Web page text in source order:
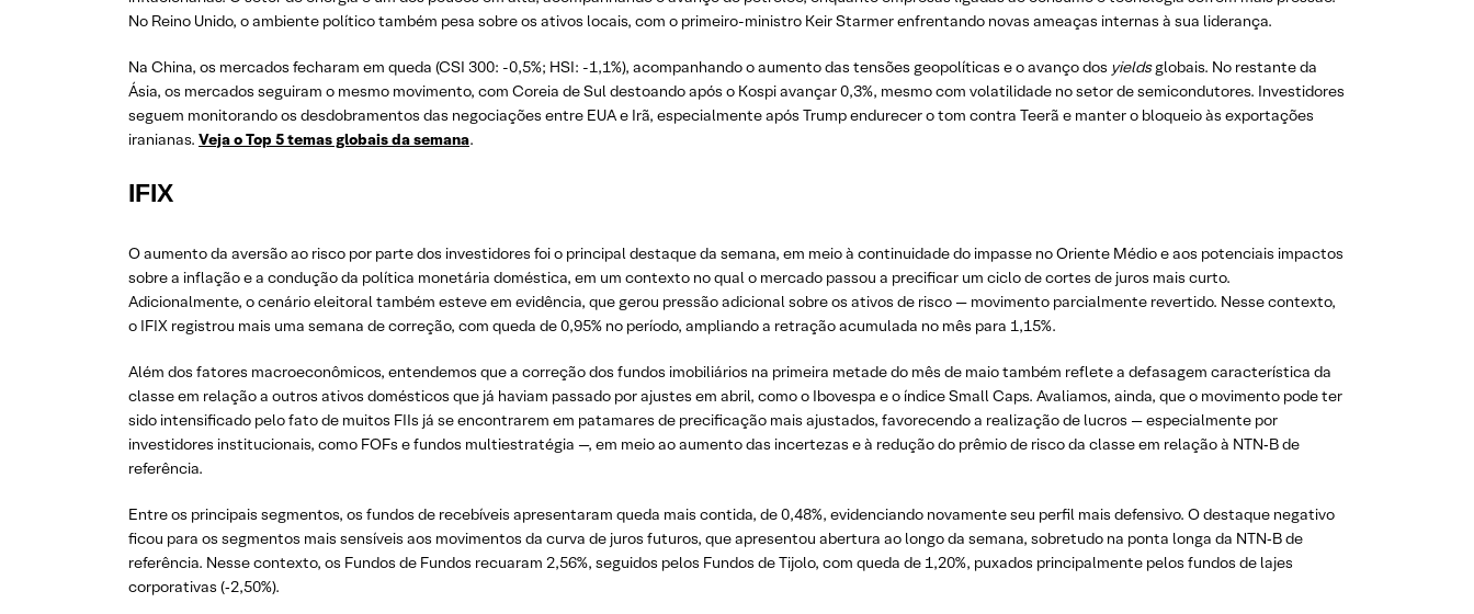
No Reino Unido, o ambiente político também pesa sobre os ativos locais, com o primeiro-ministro Keir Starmer enfrentando novas ameaças internas à sua liderança.
Na China, os mercados fecharam em queda (CSI 300: -0,5%; HSI: -1,1%), acompanhando o aumento das tensões geopolíticas e o avanço dos yieldsglobais. No restante da
Ásia, os mercados seguiram o mesmo movimento, com Coreia de Sul destoando após o Kospi avançar 0,3%, mesmo com volatilidade no setor de semicondutores. Investidores
seguem monitorando os desdobramentos das negociações entre EUA e Irã, especialmente após Trump endurecer o tom contra Teerã e manter o bloqueio às exportações
iranianas. Veja o Top 5 temas globais da semana.
IFIX
O aumento da aversão ao risco por parte dos investidores foi o principal destaque da semana, em meio à continuidade do impasse no Oriente Médio e aos potenciais impactos
sobre a inflação e a condução da política monetária doméstica, em um contexto no qual o mercado passou a precificar um ciclo de cortes de juros mais curto.
Adicionalmente, o cenário eleitoral também esteve em evidência, que gerou pressão adicional sobre os ativos de risco — movimento parcialmente revertido. Nesse contexto,
o IFIX registrou mais uma semana de correção, com queda de 0,95% no período, ampliando a retração acumulada no mês para 1,15%.
Além dos fatores macroeconômicos, entendemos que a correção dos fundos imobiliários na primeira metade do mês de maio também reflete a defasagem característica da
classe em relação a outros ativos domésticos que já haviam passado por ajustes em abril, como o Ibovespa e o índice Small Caps. Avaliamos, ainda, que o movimento pode ter
sido intensificado pelo fato de muitos FIIs já se encontrarem em patamares de precificação mais ajustados, favorecendo a realização de lucros — especialmente por
investidores institucionais, como FOFs e fundos multiestratégia —, em meio ao aumento das incertezas e à redução do prêmio de risco da classe em relação à NTN‑B de
referência.
Entre os principais segmentos, os fundos de recebíveis apresentaram queda mais contida, de 0,48%, evidenciando novamente seu perfil mais defensivo. O destaque negativo
ficou para os segmentos mais sensíveis aos movimentos da curva de juros futuros, que apresentou abertura ao longo da semana, sobretudo na ponta longa da NTN‑B de
referência. Nesse contexto, os Fundos de Fundos recuaram 2,56%, seguidos pelos Fundos de Tijolo, com queda de 1,20%, puxados principalmente pelos fundos de lajes
corporativas (‑2,50%).